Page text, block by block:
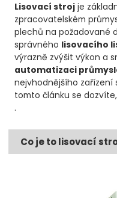
Lisovací stroj je
zpracovatelském
plechů na požadované
správného lisovacího
výrazně zvýšit výkon a
automatizaci
nejvhodnějšího zařízení
tomto článku se
.
Co je to lisovací